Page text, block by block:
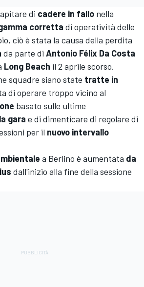
di cadere in fallo nella
corretta di operatività delle
ciò è stata la causa della perdita
da parte di Antonio Félix Da Costa
Long Beach il 2 aprile scorso.
squadre siano state tratte in
di operare troppo vicino al
basato sulle ultime
gara e di dimenticare di regolare di
per il nuovo intervallo
a Berlino è aumentata da
dall'inizio alla fine della sessione